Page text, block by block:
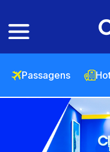
Passagens